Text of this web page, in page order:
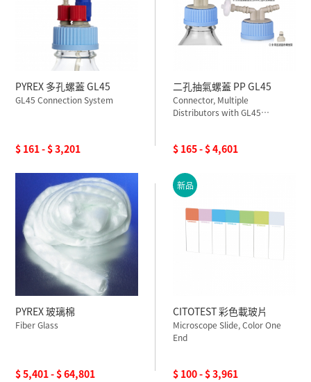
PYREX 多孔螺蓋 GL45
GL45 Connection System
$ 161 - $ 3,201
二孔抽氣螺蓋 PP GL45
Connector, Multiple
Distributors with GL45
$ 165 - $ 4,601
PYREX 玻璃棉
Fiber Glass
$ 5,401 - $ 64,801
新品
CITOTEST 彩色載玻片
Microscope Slide, Color One
End
$ 100 - $ 3,961